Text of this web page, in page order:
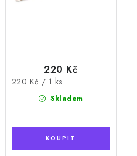
Skladem
220 Kč
Měrná
220 Kč / 1 ks